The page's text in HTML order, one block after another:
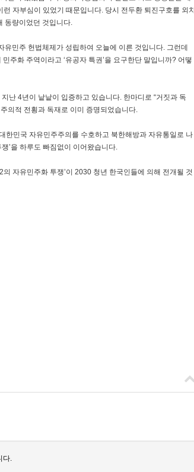
자부심이 있었기 때문입니다. 당시 전두환 퇴진구호를 외치
동량이었던 것입니다.
민주 헌법체제가 성립하여 오늘에 이른 것입니다. 그런데
주화 주역이라고 ‘유공자 특권’을 요구한단 말입니까? 어떻
난 4년이 낱낱이 입증하고 있습니다. 한마디로 “거짓과 독
의적 전횡과 독재로 이미 증명되었습니다.
한민국 자유민주주의를 수호하고 북한해방과 자유통일로 나
’을 하루도 빠짐없이 이어왔습니다.
자유민주화 투쟁’이 2030 청년 한국인들에 의해 전개될 것
다.